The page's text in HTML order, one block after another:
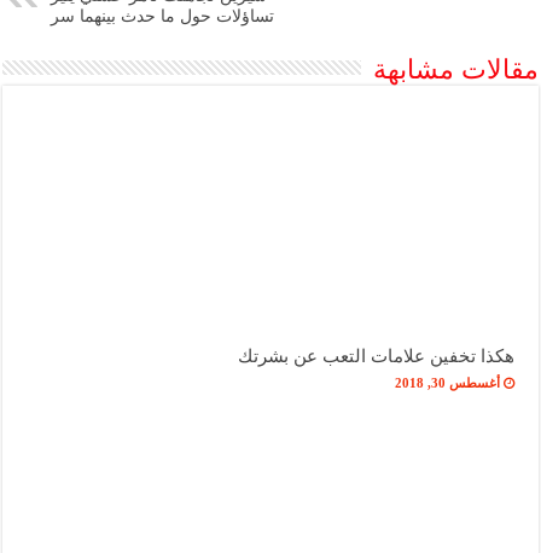
تساؤلات حول ما حدث بينهما سر
مقالات مشابهة
هكذا تخفين علامات التعب عن بشرتك
أغسطس 30, 2018